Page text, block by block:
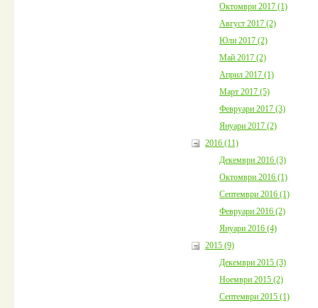
Октомври 2017 (1)
Август 2017 (2)
Юли 2017 (2)
Май 2017 (2)
Април 2017 (1)
Март 2017 (5)
Февруари 2017 (3)
Януари 2017 (2)
2016 (11)
Декември 2016 (3)
Октомври 2016 (1)
Септември 2016 (1)
Февруари 2016 (2)
Януари 2016 (4)
2015 (9)
Декември 2015 (3)
Ноември 2015 (2)
Септември 2015 (1)